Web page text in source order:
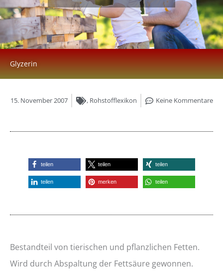
Glyzerin
15. November 2007 , Rohstofflexikon Keine Kommentare
teilen teilen teilen
teilen merken teilen
Bestandteil von tierischen und pflanzlichen Fetten.
Wird durch Abspaltung der Fettsäure gewonnen.